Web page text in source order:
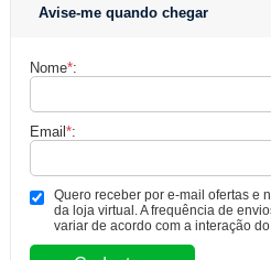
Avise-me quando chegar
Nome*:
Email*:
Quero receber por e-mail ofertas e
da loja virtual. A frequência de
variar de acordo com a interação